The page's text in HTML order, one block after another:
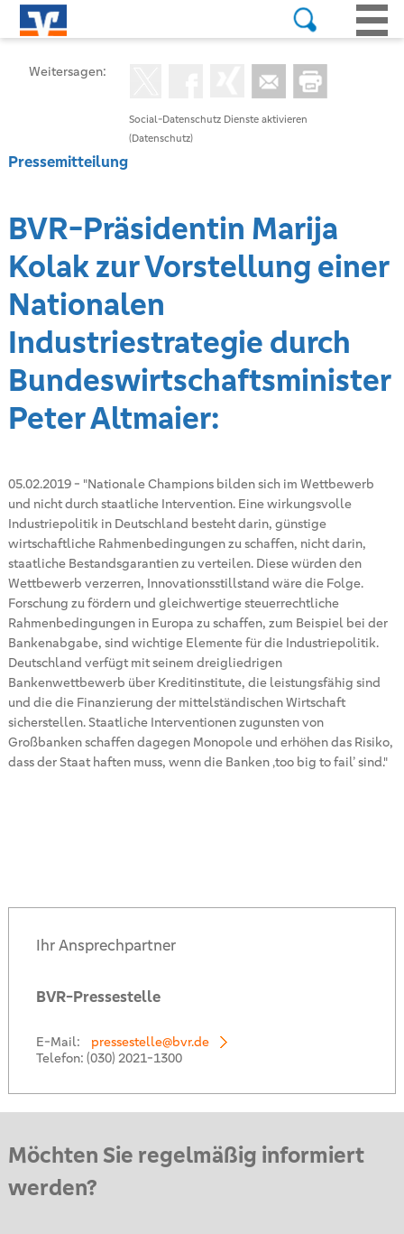
Social-Datenschutz Dienste aktivieren
(Datenschutz)
Weitersagen:
Pressemitteilung
BVR-Präsidentin Marija
Kolak zur Vorstellung einer
Nationalen
Industriestrategie durch
Bundeswirtschaftsminister
Peter Altmaier:
05.02.2019- "Nationale Champions bilden sich im Wettbewerb
und nicht durch staatliche Intervention. Eine wirkungsvolle
Industriepolitik in Deutschland besteht darin, günstige
wirtschaftliche Rahmenbedingungen zu schaffen, nicht darin,
staatliche Bestandsgarantien zu verteilen. Diese würden den
Wettbewerb verzerren, Innovationsstillstand wäre die Folge.
Forschung zu fördern und gleichwertige steuerrechtliche
Rahmenbedingungen in Europa zu schaffen, zum Beispiel bei der
Bankenabgabe, sind wichtige Elemente für die Industriepolitik.
Deutschland verfügt mit seinem dreigliedrigen
Bankenwettbewerb über Kreditinstitute, die leistungsfähig sind
und die die Finanzierung der mittelständischen Wirtschaft
sicherstellen. Staatliche Interventionen zugunsten von
Großbanken schaffen dagegen Monopole und erhöhen das Risiko,
dass der Staat haften muss, wenn die Banken ‚too big to fail’ sind."
Ihr Ansprechpartner
BVR-Pressestelle
E-Mail:
pressestelle@bvr.de
Telefon: (030) 2021-1300
Möchten Sie regelmäßig informiert
werden?